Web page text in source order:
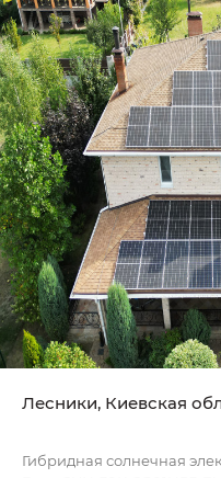
Лесники, Киевская
Гибридная солнечная